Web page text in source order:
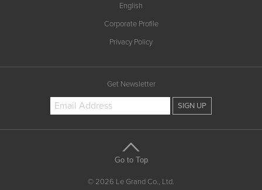
English
Corporate Profile
Privacy Policy
Get Newsletter
Go to Top
© 2026 Le Grand Co., Ltd.